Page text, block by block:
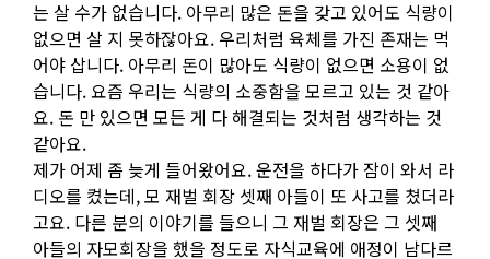
는 살 수가 없습니다. 아무리 많은 돈을 갖고 있어도 식량이
없으면 살 지 못하잖아요. 우리처럼 육체를 가진 존재는 먹
어야 삽니다. 아무리 돈이 많아도 식량이 없으면 소용이 없
습니다. 요즘 우리는 식량의 소중함을 모르고 있는 것 같아
요. 돈 만 있으면 모든 게 다 해결되는 것처럼 생각하는 것
같아요.
제가 어제 좀 늦게 들어왔어요. 운전을 하다가 잠이 와서 라
디오를 켰는데, 모 재벌 회장 셋째 아들이 또 사고를 쳤더라
고요. 다른 분의 이야기를 들으니 그 재벌 회장은 그 셋째
아들의 자모회장을 했을 정도로 자식교육에 애정이 남다르